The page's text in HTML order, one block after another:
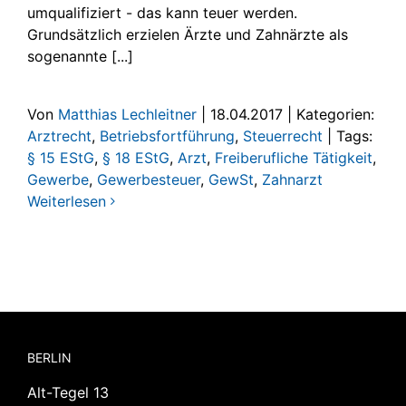
umqualifiziert - das kann teuer werden.
Grundsätzlich erzielen Ärzte und Zahnärzte als
sogenannte [...]
Von Matthias Lechleitner 18.04.2017
Kategorien:
Arztrecht, Betriebsfortführung, Steuerrecht
Tags:
§ 15 EStG, § 18 EStG, Arzt, Freiberufliche Tätigkeit,
Gewerbe, Gewerbesteuer, GewSt, Zahnarzt
Weiterlesen
BERLIN
Alt-Tegel 13